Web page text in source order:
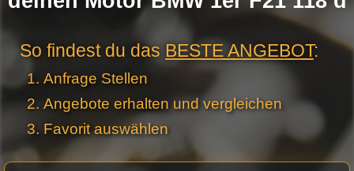
So findest du das BESTE ANGEBOT:
Anfrage Stellen
Angebote erhalten und vergleichen
Favorit auswählen